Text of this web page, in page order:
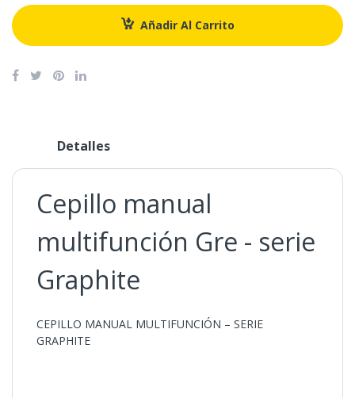
Añadir Al Carrito
Detalles
Cepillo manual
multifunción Gre - serie
Graphite
CEPILLO MANUAL MULTIFUNCIÓN – SERIE
GRAPHITE